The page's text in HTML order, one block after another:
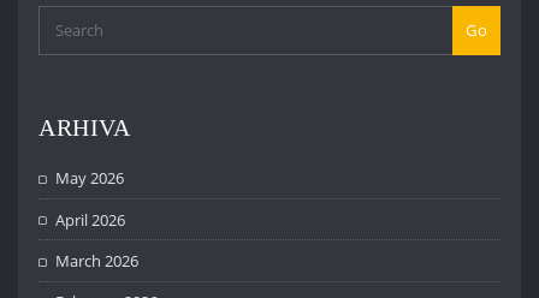
Go
ARHIVA
May 2026
April 2026
March 2026